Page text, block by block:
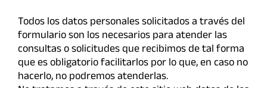
Todos los datos personales solicitados a través del
formulario son los necesarios para atender las
consultas o solicitudes que recibimos de tal forma
que es obligatorio facilitarlos por lo que, en caso no
hacerlo, no podremos atenderlas.